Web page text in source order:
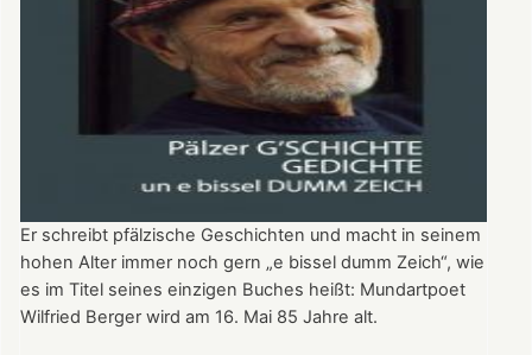
Er schreibt pfälzische Geschichten und macht in seinem
hohen Alter immer noch gern „e bissel dumm Zeich“, wie
es im Titel seines einzigen Buches heißt: Mundartpoet
Wilfried Berger wird am 16. Mai 85 Jahre alt.